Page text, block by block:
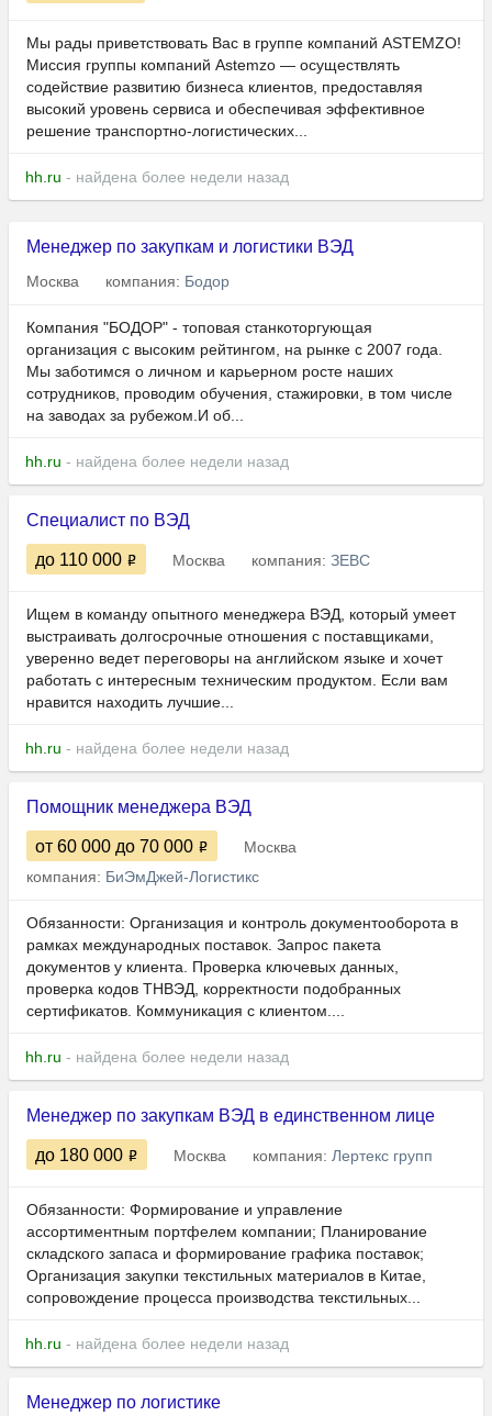
Мы рады приветствовать Вас в группе компаний ASTEMZO!
Миссия группы компаний Astemzo — осуществлять
содействие развитию бизнеса клиентов, предоставляя
высокий уровень сервиса и обеспечивая эффективное
решение транспортно-логистических...
hh.ru - найдена более недели назад
Менеджер по закупкам и логистики ВЭД
Москва компания: Бодор
Компания "БОДОР" - топовая станкоторгующая
организация с высоким рейтингом, на рынке с 2007 года.
Мы заботимся о личном и карьерном росте наших
сотрудников, проводим обучения, стажировки, в том числе
на заводах за рубежом.И об...
hh.ru - найдена более недели назад
Специалист по ВЭД
до 110 000 Москва компания: ЗЕВС
Ищем в команду опытного менеджера ВЭД, который умеет
выстраивать долгосрочные отношения с поставщиками,
уверенно ведет переговоры на английском языке и хочет
работать с интересным техническим продуктом. Если вам
нравится находить лучшие...
hh.ru - найдена более недели назад
Помощник менеджера ВЭД
от 60 000 до 70 000
Москва
компания: БиЭмДжей-Логистикс
Обязанности: Организация и контроль документооборота в
рамках международных поставок. Запрос пакета
документов у клиента. Проверка ключевых данных,
проверка кодов ТНВЭД, корректности подобранных
сертификатов. Коммуникация с клиентом....
hh.ru - найдена более недели назад
Менеджер по закупкам ВЭД в единственном лице
до 180 000 Москва компания: Лертекс групп
Обязанности: Формирование и управление
ассортиментным портфелем компании; Планирование
складского запаса и формирование графика поставок;
Организация закупки текстильных материалов в Китае,
сопровождение процесса производства текстильных...
hh.ru - найдена более недели назад
Менеджер по логистике